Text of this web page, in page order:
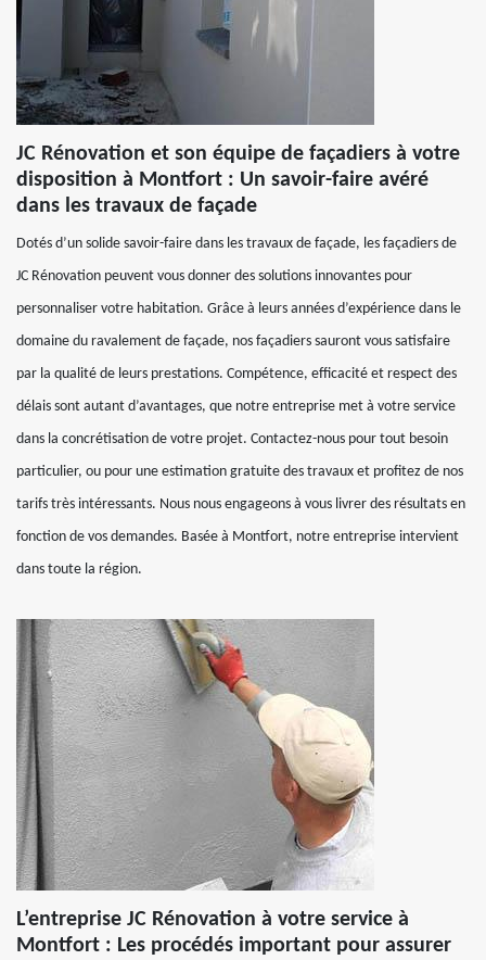
JC Rénovation et son équipe de façadiers à votre
disposition à Montfort : Un savoir-faire avéré
dans les travaux de façade
Dotés d’un solide savoir-faire dans les travaux de façade, les façadiers de
JC Rénovation peuvent vous donner des solutions innovantes pour
personnaliser votre habitation. Grâce à leurs années d’expérience dans le
domaine du ravalement de façade, nos façadiers sauront vous satisfaire
par la qualité de leurs prestations. Compétence, efficacité et respect des
délais sont autant d’avantages, que notre entreprise met à votre service
dans la concrétisation de votre projet. Contactez-nous pour tout besoin
particulier, ou pour une estimation gratuite des travaux et profitez de nos
tarifs très intéressants. Nous nous engageons à vous livrer des résultats en
fonction de vos demandes. Basée à Montfort, notre entreprise intervient
dans toute la région.
L’entreprise JC Rénovation à votre service à
Montfort : Les procédés important pour assurer